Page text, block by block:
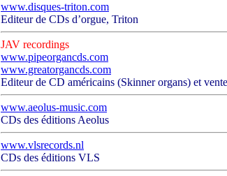
www.disques-triton.com
Editeur de CDs d’orgue, Triton
JAV recordings
www.pipeorgancds.com
www.greatorgancds.com
Editeur de CD américains (Skinner organs) et
www.aeolus-music.com
CDs des éditions Aeolus
www.vlsrecords.nl
CDs des éditions VLS